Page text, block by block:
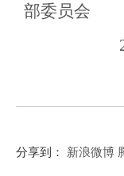
部委员会
分享到： 新浪微博